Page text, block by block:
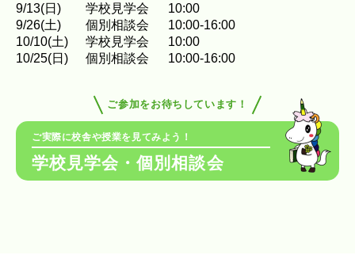
9/13(日) 学校見学会
10:00
9/26(土) 個別相談会
10:00-16:00
10/10(土) 学校見学会
10:00
10/25(日) 個別相談会 10:00-16:00
ご参加をお待ちしています！
ご実際に校舎や授業を見てみよう！
学校見学会・個別相談会